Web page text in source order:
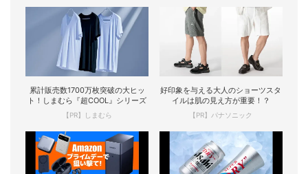
累計販売数1700万枚突破の大ヒッ
ト！しまむら『超COOL』シリーズ
【PR】しまむら
好印象を与える大人のショーツスタ
イルは肌の見え方が重要！？
【PR】パナソニック